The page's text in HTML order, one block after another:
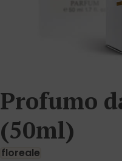
Profumo
(50ml)
floreale